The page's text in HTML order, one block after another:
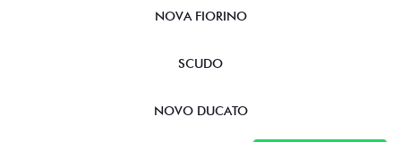
NOVA FIORINO
SCUDO
NOVO DUCATO